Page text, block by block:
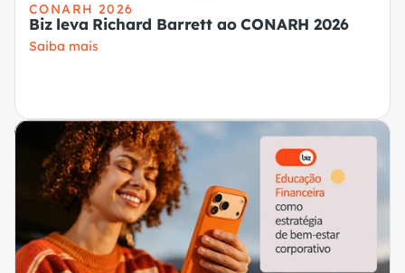
CONARH 2026
Biz leva Richard Barrett ao CONARH 2026
Saiba mais